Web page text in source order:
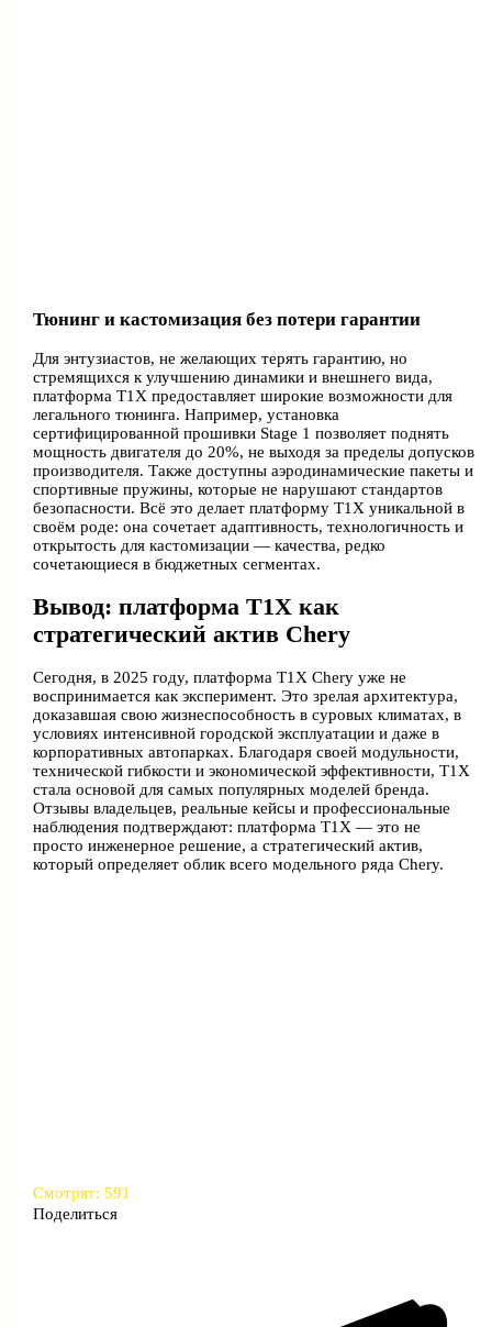
Тюнинг и кастомизация без потери гарантии
Для энтузиастов, не желающих терять гарантию, но
стремящихся к улучшению динамики и внешнего вида,
платформа T1X предоставляет широкие возможности для
легального тюнинга. Например, установка
сертифицированной прошивки Stage 1 позволяет поднять
мощность двигателя до 20%, не выходя за пределы допусков
производителя. Также доступны аэродинамические пакеты и
спортивные пружины, которые не нарушают стандартов
безопасности. Всё это делает платформу T1X уникальной в
своём роде: она сочетает адаптивность, технологичность и
открытость для кастомизации — качества, редко
сочетающиеся в бюджетных сегментах.
Вывод: платформа T1X как
стратегический актив Chery
Сегодня, в 2025 году, платформа T1X Chery уже не
воспринимается как эксперимент. Это зрелая архитектура,
доказавшая свою жизнеспособность в суровых климатах, в
условиях интенсивной городской эксплуатации и даже в
корпоративных автопарках. Благодаря своей модульности,
технической гибкости и экономической эффективности, T1X
стала основой для самых популярных моделей бренда.
Отзывы владельцев, реальные кейсы и профессиональные
наблюдения подтверждают: платформа T1X — это не
просто инженерное решение, а стратегический актив,
который определяет облик всего модельного ряда Chery.
Смотрят: 591
Поделиться